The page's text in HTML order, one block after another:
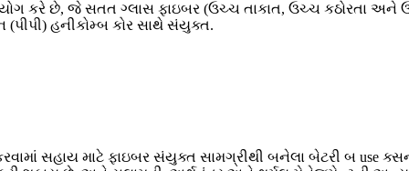
કરે છે, જે સતત ગ્લાસ ફાઇબર (ઉચ્ચ તાકાત, ઉચ્ચ કઠોરતા અને ઉચ્ચ
(પીપી) હનીકોમ્બ કોર સાથે સંયુક્ત.
કરવામાં સહાય માટે ફાઇબર સંયુક્ત સામગ્રીથી બનેલા બેટરી બ use